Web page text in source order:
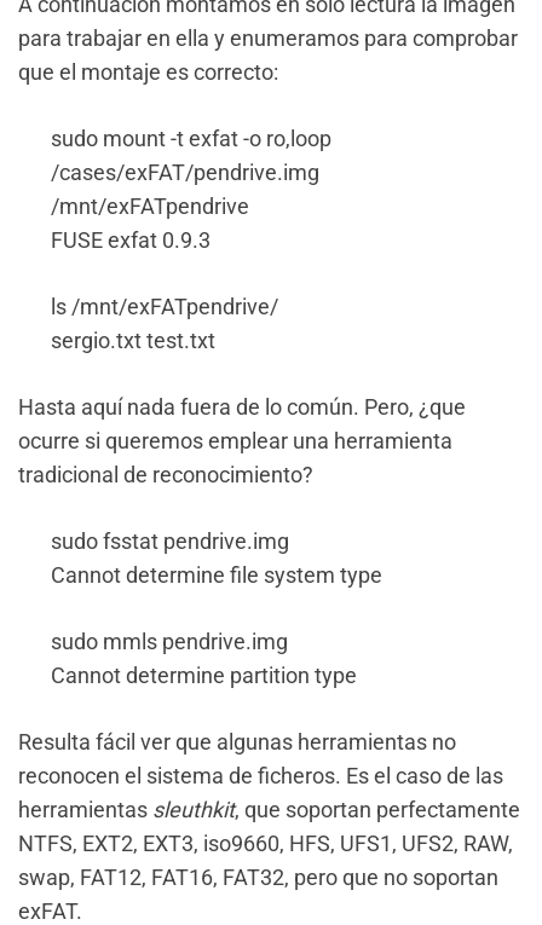
para trabajar en ella y enumeramos para comprobar
que el montaje es correcto:
sudo mount -t exfat -o ro,loop
/cases/exFAT/pendrive.img
/mnt/exFATpendrive
FUSE exfat 0.9.3
ls /mnt/exFATpendrive/
sergio.txt test.txt
Hasta aquí­ nada fuera de lo común. Pero, ¿que
ocurre si queremos emplear una herramienta
tradicional de reconocimiento?
sudo fsstat pendrive.img
Cannot determine file system type
sudo mmls pendrive.img
Cannot determine partition type
Resulta fácil ver que algunas herramientas no
reconocen el sistema de ficheros. Es el caso de las
herramientas sleuthkit, que soportan perfectamente
NTFS, EXT2, EXT3, iso9660, HFS, UFS1, UFS2, RAW,
swap, FAT12, FAT16, FAT32, pero que no soportan
exFAT.